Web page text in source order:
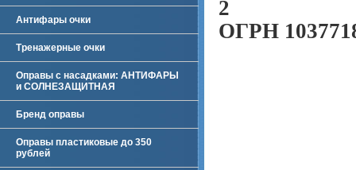
Антифары очки
Тренажерные очки
Оправы с насадками: АНТИФАРЫ
и СОЛНЕЗАЩИТНАЯ
Бренд оправы
Оправы пластиковые до 350
рублей
2
ОГРН